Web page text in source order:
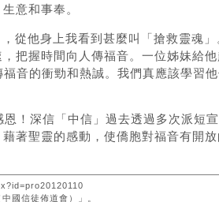
意和事奉。
從他身上我看到甚麼叫「搶救靈魂」
把握時間向人傳福音。一位姊妹給他
福音的衝勁和熱誠。我們真應該學習
！深信「中信」過去透過多次派短
著聖靈的感動，使僑胞對福音有開
國信徒佈道會）」。